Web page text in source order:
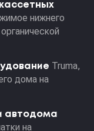
нижнего
Truma,
дома на
автодома
на